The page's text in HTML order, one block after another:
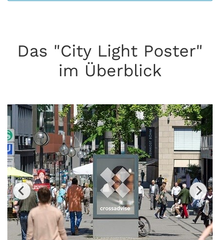
Das "City Light Poster"
im Überblick